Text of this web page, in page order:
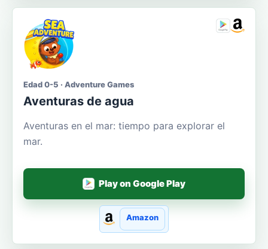
Edad 0-5 · Adventure Games
Aventuras de agua
Aventuras en el mar: tiempo para explorar el
mar.
Play on Google Play
Amazon